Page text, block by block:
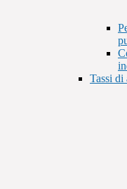
Tassi di